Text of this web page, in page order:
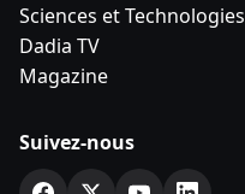
Sciences et Technologies
Dadia TV
Magazine
Suivez-nous